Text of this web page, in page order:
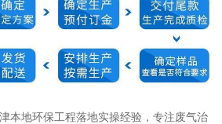
本地环保工程落地实操经验，专注废气治